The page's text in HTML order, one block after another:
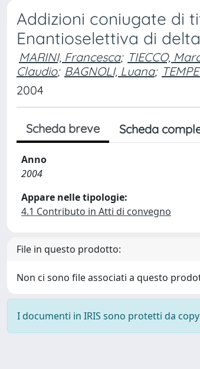
Addizioni coniugate di
Enantioselettiva di
MARINI, Francesca; TIECCO,
Claudio; BAGNOLI, Luana;
2004
Scheda breve Scheda
Anno
2004
Appare nelle tipologie:
4.1 Contributo in Atti di convegno
File in questo prodotto:
Non ci sono file associati a questo
I documenti in IRIS sono protetti da